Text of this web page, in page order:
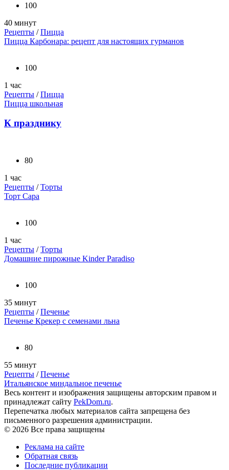
100
40 минут
Рецепты /Пицца
Пицца Карбонара: рецепт для настоящих гурманов
100
1 час
Рецепты /Пицца
Пицца школьная
К празднику
80
1 час
Рецепты /Торты
Торт Сара
100
1 час
Рецепты /Торты
Домашние пирожные Kinder Paradiso
100
35 минут
Рецепты /Печенье
Печенье Крекер с семенами льна
80
55 минут
Рецепты /Печенье
Итальянское миндальное печенье
Весь контент и изображения защищены авторским правом и
принадлежат сайту PekDom.ru.
Перепечатка любых материалов сайта запрещена без
письменного разрешения администрации.
© 2026 Все права защищены
Реклама на сайте
Обратная связь
Последние публикации